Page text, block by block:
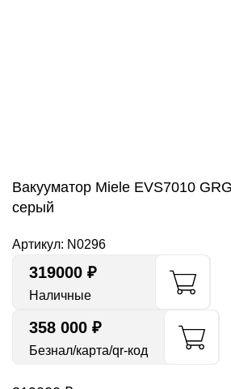
Вакууматор Miele EVS7010
серый
Артикул: N0296
319000 ₽
Наличные
358 000 ₽
Безнал/карта/qr-код